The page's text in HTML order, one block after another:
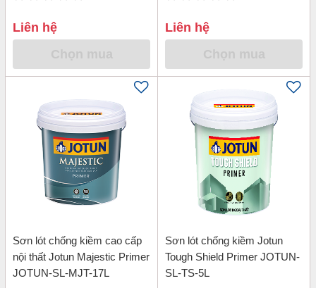
Liên hệ
Liên hệ
Sơn lót chống kiềm cao cấp
nội thất Jotun Majestic Primer
JOTUN-SL-MJT-17L
Sơn lót chống kiềm Jotun
Tough Shield Primer JOTUN-
SL-TS-5L